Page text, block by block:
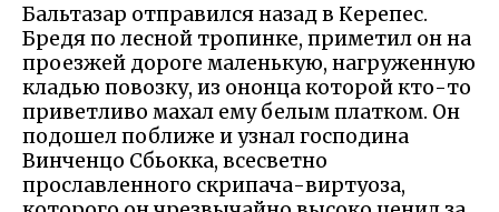
Бальтазар отправился назад в Керепес.
Бредя по лесной тропинке, приметил он на
проезжей дороге маленькую, нагруженную
кладью повозку, из ононца которой кто-то
приветливо махал ему белым платком. Он
подошел поближе и узнал господина
Винченцо Сбьокка, всесветно
прославленного скрипача-виртуоза,